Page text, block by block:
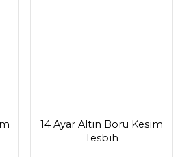
14 Ayar Altın Boru Kesim
Tesbih